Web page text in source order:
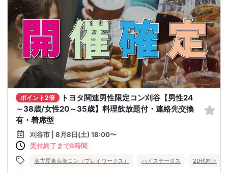
ポイント2倍
トヨタ関連男性限定コン刈谷【男性24
～38歳/女性20～35歳】料理飲放題付・連絡先交換
有・着席型
刈谷市 | 8月8日(土) 18:00〜
受付終了まで8時間
名古屋東海街コン（プレイワークス） ハイステータス 20代向け